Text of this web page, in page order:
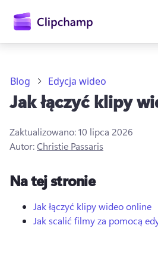
głównej
Wypróbuj bezpłatnie
Blog Edycja wideo
Jak łączyć klipy
Zaktualizowano:10 lipca 2026
Autor:Christie Passaris
Na tej stronie
Jak łączyć klipy wideo online
Jak scalić filmy za pomocą